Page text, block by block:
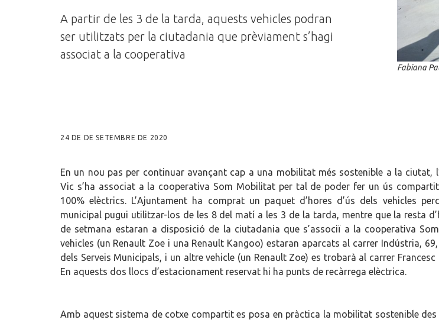
A partir de les 3 de la tarda, aquests vehicles podran
ser utilitzats per la ciutadania que prèviament s’hagi
associat a la cooperativa
Fabiana
24 DE DE SETEMBRE DE 2020
En un nou pas per continuar avançant cap a una mobilitat més sostenible a la ciutat,
Vic s’ha associat a la cooperativa Som Mobilitat per tal de poder fer un ús
100% elèctrics. L’Ajuntament ha comprat un paquet d’hores d’ús dels vehicles
municipal pugui utilitzar-los de les 8 del matí a les 3 de la tarda, mentre que la resta
de setmana estaran a disposició de la ciutadania que s’associï a la cooperativa
vehicles (un Renault Zoe i una Renault Kangoo) estaran aparcats al carrer Indústria, 69,
dels Serveis Municipals, i un altre vehicle (un Renault Zoe) es trobarà al carrer Francesc
En aquests dos llocs d’estacionament reservat hi ha punts de recàrrega elèctrica.
Amb aquest sistema de cotxe compartit es posa en pràctica la mobilitat sostenible